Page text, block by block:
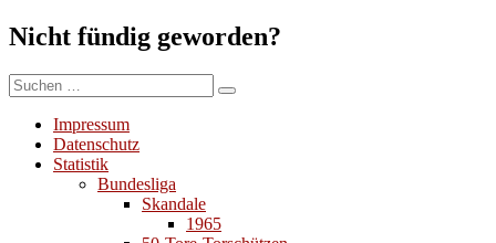
Nicht fündig geworden?
Suchen
nach:
Suchen
Impressum
Datenschutz
Statistik
Bundesliga
Skandale
1965